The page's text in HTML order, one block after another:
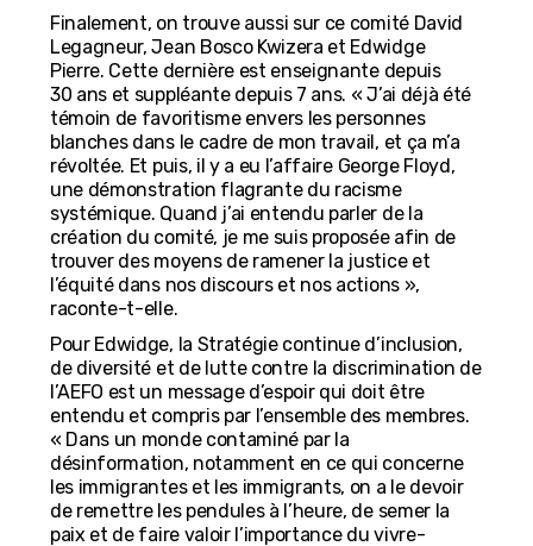
Finalement, on trouve aussi sur ce comité David
Legagneur, Jean Bosco Kwizera et Edwidge
Pierre. Cette dernière est enseignante depuis
30 ans et suppléante depuis 7 ans. « J’ai déjà été
témoin de favoritisme envers les personnes
blanches dans le cadre de mon travail, et ça m’a
révoltée. Et puis, il y a eu l’affaire George Floyd,
une démonstration flagrante du racisme
systémique. Quand j’ai entendu parler de la
création du comité, je me suis proposée afin de
trouver des moyens de ramener la justice et
l’équité dans nos discours et nos actions »,
raconte-t-elle.
Pour Edwidge, la Stratégie continue d’inclusion,
de diversité et de lutte contre la discrimination de
l’AEFO est un message d’espoir qui doit être
entendu et compris par l’ensemble des membres.
« Dans un monde contaminé par la
désinformation, notamment en ce qui concerne
les immigrantes et les immigrants, on a le devoir
de remettre les pendules à l’heure, de semer la
paix et de faire valoir l’importance du vivre-